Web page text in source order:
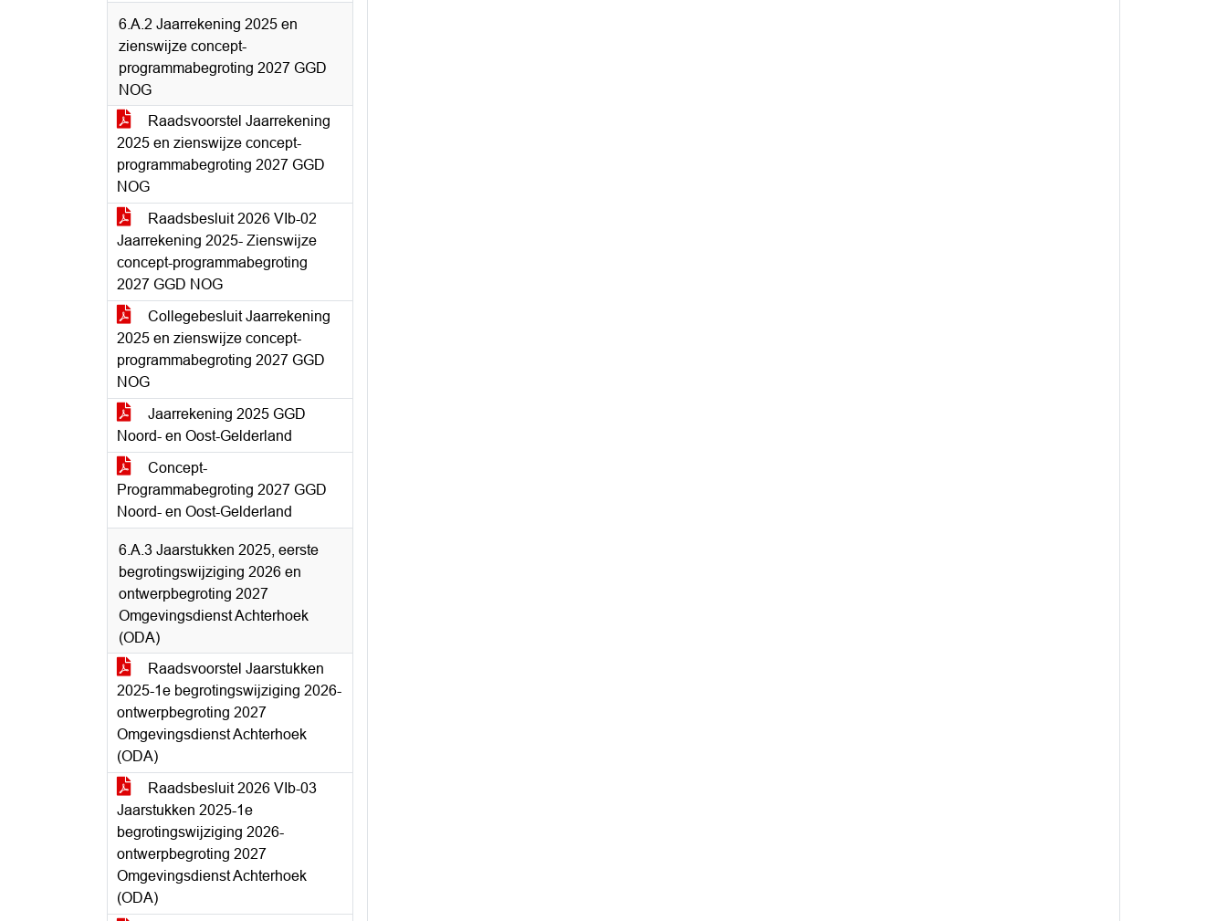
6.A.2 Jaarrekening 2025 en
zienswijze concept-
programmabegroting 2027 GGD
NOG
Raadsvoorstel Jaarrekening
2025 en zienswijze concept-
programmabegroting 2027 GGD
NOG
Raadsbesluit 2026 VIb-02
Jaarrekening 2025- Zienswijze
concept-programmabegroting
2027 GGD NOG
Collegebesluit Jaarrekening
2025 en zienswijze concept-
programmabegroting 2027 GGD
NOG
Jaarrekening 2025 GGD
Noord- en Oost-Gelderland
Concept-
Programmabegroting 2027 GGD
Noord- en Oost-Gelderland
6.A.3 Jaarstukken 2025, eerste
begrotingswijziging 2026 en
ontwerpbegroting 2027
Omgevingsdienst Achterhoek
(ODA)
Raadsvoorstel Jaarstukken
2025-1e begrotingswijziging 2026-
ontwerpbegroting 2027
Omgevingsdienst Achterhoek
(ODA)
Raadsbesluit 2026 VIb-03
Jaarstukken 2025-1e
begrotingswijziging 2026-
ontwerpbegroting 2027
Omgevingsdienst Achterhoek
(ODA)